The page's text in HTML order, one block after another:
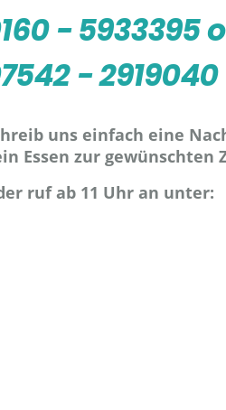
- 5933395
- 2919040
uns einfach eine
Essen zur gewünschten
ruf ab 11 Uhr an unter: